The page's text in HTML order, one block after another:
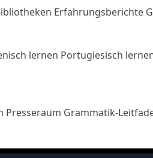
Erfahrungsberichte
lernen Portugiesisch
Presseraum Grammatik-